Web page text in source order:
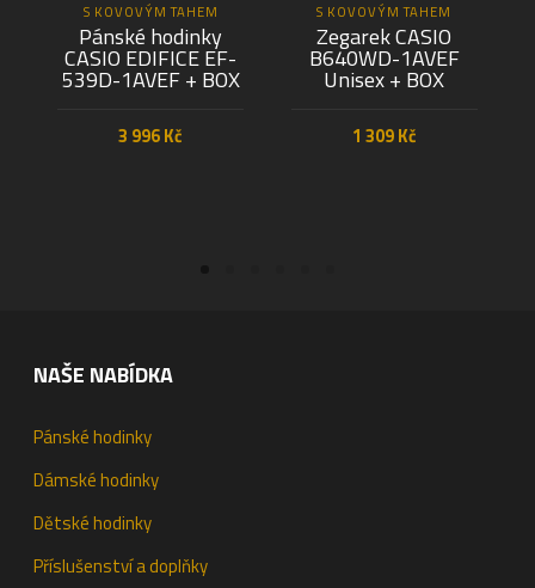
S KOVOVÝM TAHEM
Pánské hodinky
CASIO EDIFICE EF-
539D-1AVEF + BOX
3 996Kč
S KOVOVÝM TAHEM
Zegarek CASIO
B640WD-1AVEF
Unisex + BOX
1 309Kč
NAŠE NABÍDKA
Pánské hodinky
Dámské hodinky
Dětské hodinky
Příslušenství a doplňky